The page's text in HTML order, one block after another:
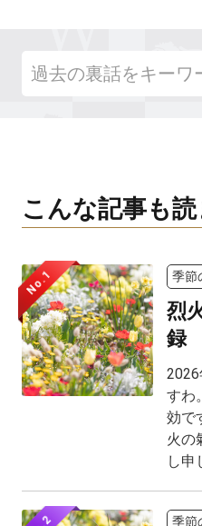
こんな記事も読
No.1 季節
烈
録
すわ
効で
火の
し申
季節